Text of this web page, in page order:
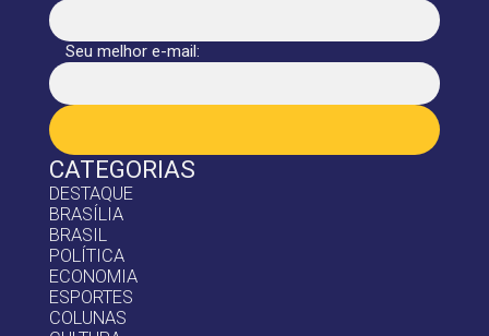
CATEGORIAS
DESTAQUE
BRASÍLIA
BRASIL
POLÍTICA
ECONOMIA
ESPORTES
COLUNAS
Seu melhor e-mail: